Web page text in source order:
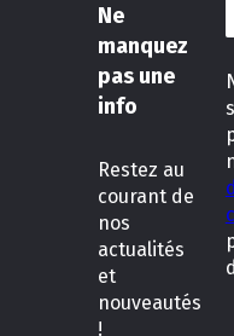
Ne
manquez
pas une
info
Restez au
courant de
nos
actualités
et
nouveautés
!
SASU Dedix
Bandol – Var
générales de location
Follow Us :LinkedIn